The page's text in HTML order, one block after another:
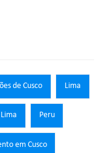
de Cusco Lima
Peru
em Cusco